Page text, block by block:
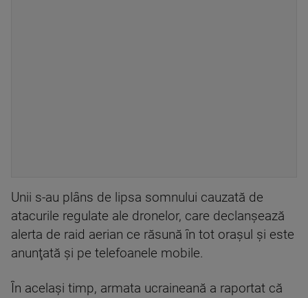
Unii s-au plâns de lipsa somnului cauzată de
atacurile regulate ale dronelor, care declanşează
alerta de raid aerian ce răsună în tot oraşul şi este
anunţată şi pe telefoanele mobile.
În acelaşi timp, armata ucraineană a raportat că